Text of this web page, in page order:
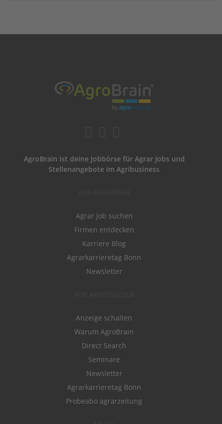
AgroBrain ist deine Jobbörse für Agrar Jobs und
Stellenangebote im Agribusiness
Agrar Job suchen
Firmen entdecken
Karriere Blog
Agrarkarrieretag Bonn
Newsletter
Anzeige schalten
Warum AgroBrain
Direct Search
Seminare
Newsletter
Agrarkarrieretag Bonn
Probeabo agrarzeitung